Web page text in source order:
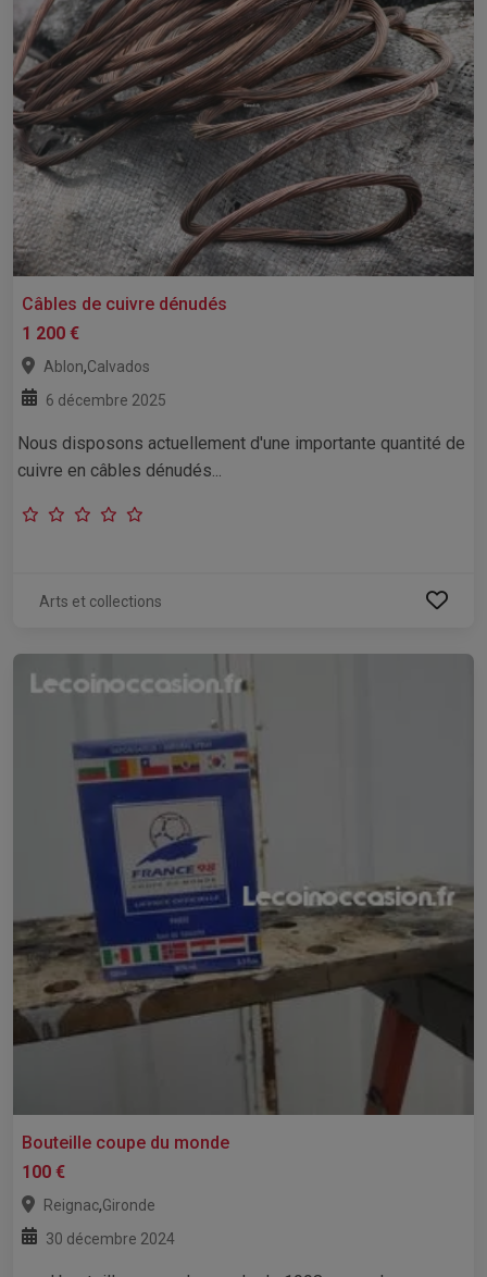
Câbles de cuivre dénudés
1 200 €
Ablon,Calvados
6 décembre 2025
Nous disposons actuellement d'une importante quantité de
cuivre en câbles dénudés...
Arts et collections
Bouteille coupe du monde
100 €
Reignac,Gironde
30 décembre 2024